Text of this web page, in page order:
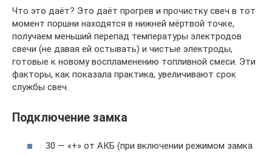
Что это даёт? Это даёт прогрев и прочистку свеч в тот
момент поршни находятся в нижней мёртвой точке,
получаем меньший перепад температуры электродов
свечи (не давая ей остывать) и чистые электроды,
готовые к новому воспламенению топливной смеси. Эти
факторы, как показала практика, увеличивают срок
службы свеч.
Подключение замка
30 — «+» от АКБ (при включении режимом замка